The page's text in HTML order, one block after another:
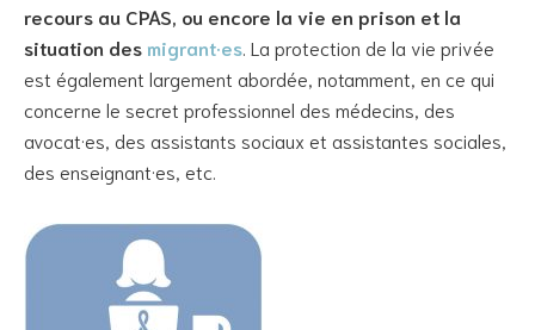
recours au CPAS, ou encore la vie en prison et la
situation des migrant·es . La protection de la vie privée
est également largement abordée, notamment, en ce qui
concerne le secret professionnel des médecins, des
avocat·es, des assistants sociaux et assistantes sociales,
des enseignant·es, etc.